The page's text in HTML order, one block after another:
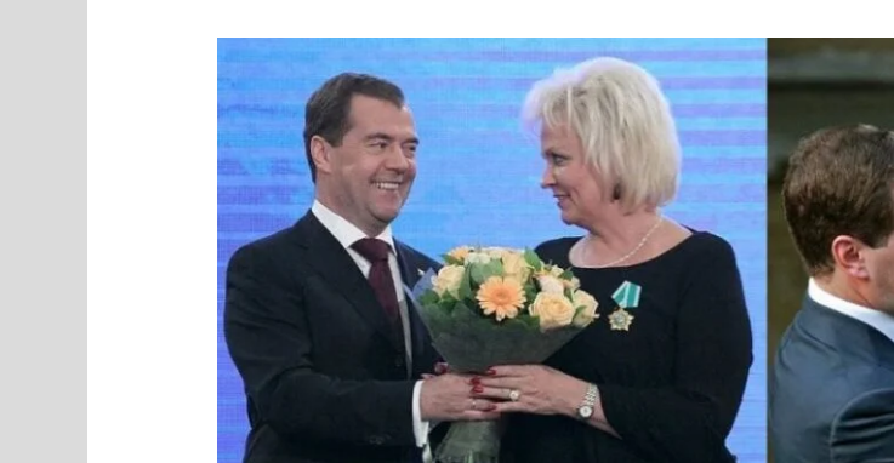
MEEDIAVALVUR:
orjalik
muusikamaitse
ehk
mäel
seisis
veski,
mille
ümber
tiirles
vene
hunt